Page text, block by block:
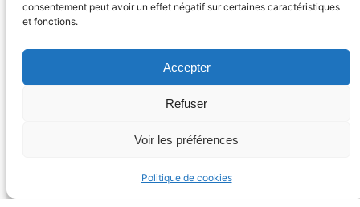
consentement peut avoir un effet négatif sur certaines caractéristiques
et fonctions.
Accepter
Refuser
Voir les préférences
Politique de cookies